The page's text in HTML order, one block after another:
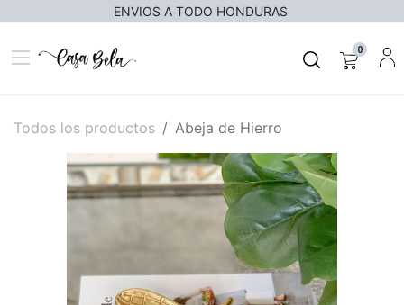
ENVIOS A TODO HONDURAS
0
Todos los productos Abeja de Hierro